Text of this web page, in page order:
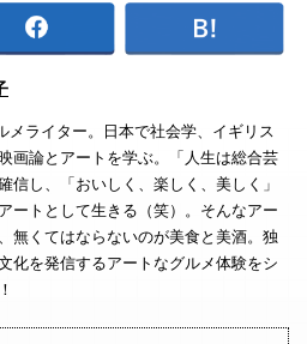
メライター。日本で社会学、イギリス
画論とアートを学ぶ。「人生は総合芸
信し、「おいしく、楽しく、美しく」
ートとして生きる（笑）。そんなアー
無くてはならないのが美食と美酒。独
化を発信するアートなグルメ体験をシ